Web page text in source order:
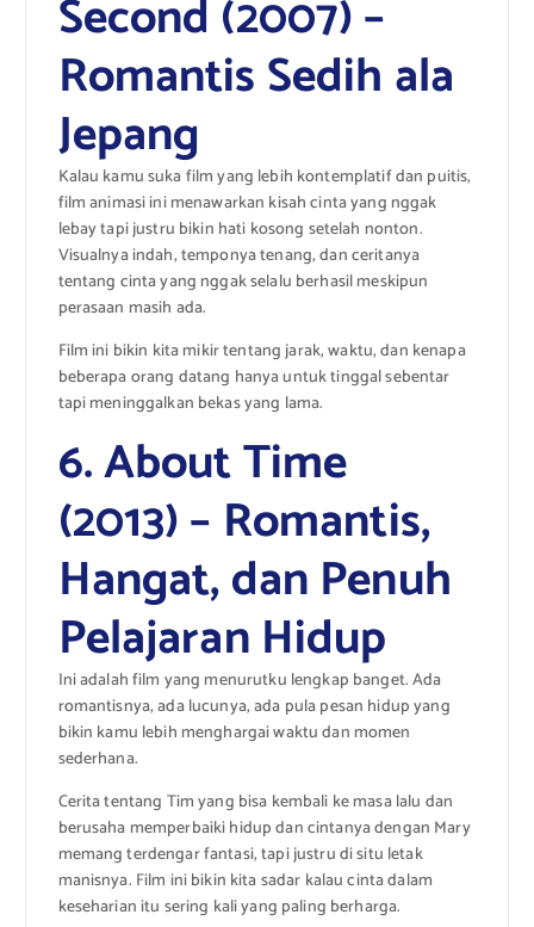
Second (2007) –
Romantis Sedih ala
Jepang
Kalau kamu suka film yang lebih kontemplatif dan puitis,
film animasi ini menawarkan kisah cinta yang nggak
lebay tapi justru bikin hati kosong setelah nonton.
Visualnya indah, temponya tenang, dan ceritanya
tentang cinta yang nggak selalu berhasil meskipun
perasaan masih ada.
Film ini bikin kita mikir tentang jarak, waktu, dan kenapa
beberapa orang datang hanya untuk tinggal sebentar
tapi meninggalkan bekas yang lama.
6. About Time
(2013) – Romantis,
Hangat, dan Penuh
Pelajaran Hidup
Ini adalah film yang menurutku lengkap banget. Ada
romantisnya, ada lucunya, ada pula pesan hidup yang
bikin kamu lebih menghargai waktu dan momen
sederhana.
Cerita tentang Tim yang bisa kembali ke masa lalu dan
berusaha memperbaiki hidup dan cintanya dengan Mary
memang terdengar fantasi, tapi justru di situ letak
manisnya. Film ini bikin kita sadar kalau cinta dalam
keseharian itu sering kali yang paling berharga.